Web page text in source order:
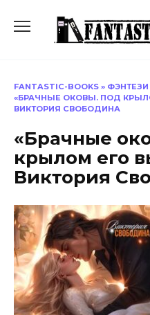
содержанию
FANTASTIC-BOOKS » ФЭНТЕЗИ
«БРАЧНЫЕ ОКОВЫ. ПОД
ВИКТОРИЯ СВОБОДИНА
«Брачные
крылом его
Виктория